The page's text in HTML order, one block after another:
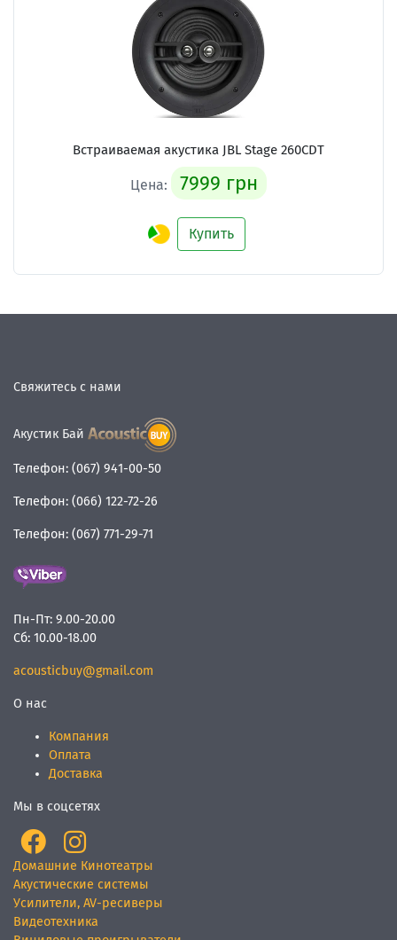
Встраиваемая акустика JBL Stage 260CDT
Цена: 7999 грн
Купить
Свяжитесь с нами
Акустик Бай
Телефон: (067) 941-00-50
Телефон: (066) 122-72-26
Телефон: (067) 771-29-71
Пн-Пт: 9.00-20.00
Сб: 10.00-18.00
acousticbuy@gmail.com
О нас
Компания
Оплата
Доставка
Мы в соцсетях
Домашние Кинотеатры
Акустические системы
Усилители, AV-ресиверы
Видеотехника